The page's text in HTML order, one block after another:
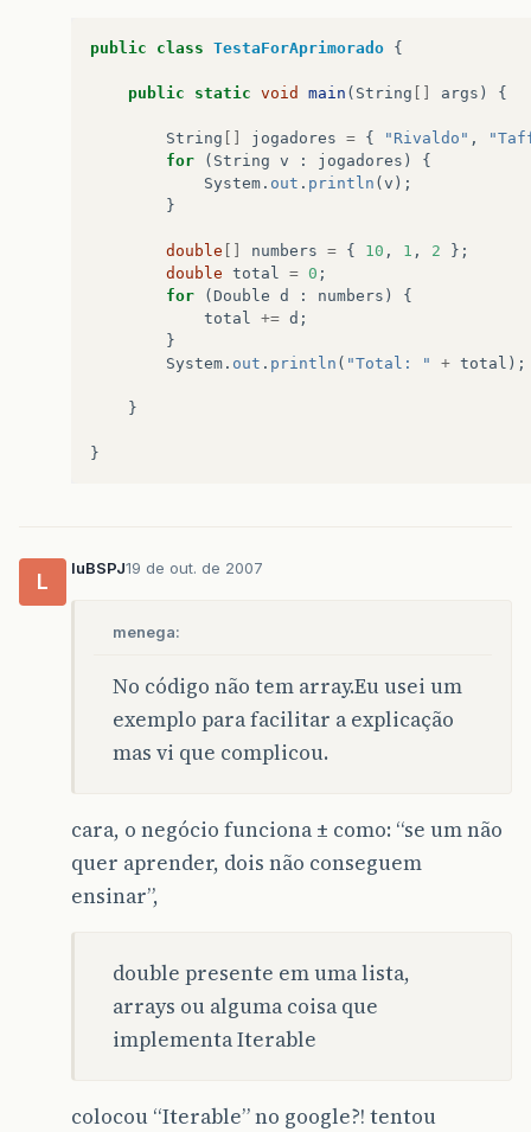
public class TestaForAprimorado {
public static void main ( String args ) {
String jogadores = { "Rivaldo" ,
for
( String v : jogadores )
{
System . out . println ( v );
}
double numbers = { 10 , 1 , 2
};
double total = 0 ;
for
( Double d : numbers )
{
total += d ;
}
System . out . println ( "Total: " + total );
}
}
L
luBSPJ19 de out. de 2007
menega:
No código não tem array.Eu usei um
exemplo para facilitar a explicação
mas vi que complicou.
cara, o negócio funciona ± como: “se um não
quer aprender, dois não conseguem
ensinar”,
double presente em uma lista,
arrays ou alguma coisa que
implementa Iterable
colocou “Iterable” no google?! tentou